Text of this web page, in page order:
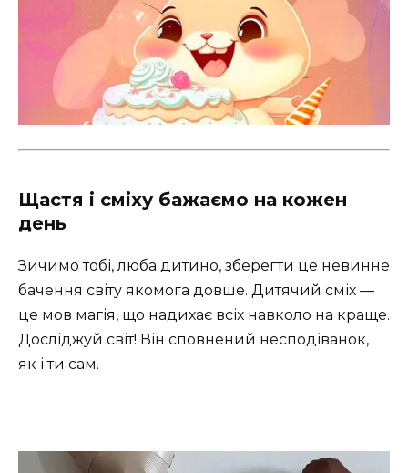
Щастя і сміху бажаємо на кожен
день
Зичимо тобі, люба дитино, зберегти це невинне
бачення світу якомога довше. Дитячий сміх —
це мов магія, що надихає всіх навколо на краще.
Досліджуй світ! Він сповнений несподіванок,
як і ти сам.